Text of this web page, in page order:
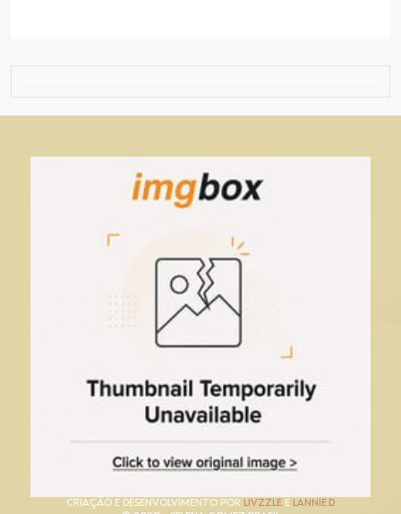
CRIAÇÃO E DESENVOLVIMENTO POR LIVZZLE E LANNIE.D